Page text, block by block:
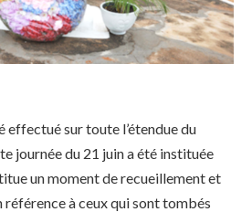
effectué sur toute l’étendue du
journée du 21 juin a été instituée
un moment de recueillement et
référence à ceux qui sont tombés